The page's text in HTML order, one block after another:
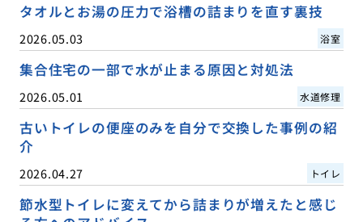
タオルとお湯の圧力で浴槽の詰まりを直す裏技
2026.05.03 浴室
集合住宅の一部で水が止まる原因と対処法
2026.05.01 水道修理
古いトイレの便座のみを自分で交換した事例の紹
介
2026.04.27 トイレ
節水型トイレに変えてから詰まりが増えたと感じ